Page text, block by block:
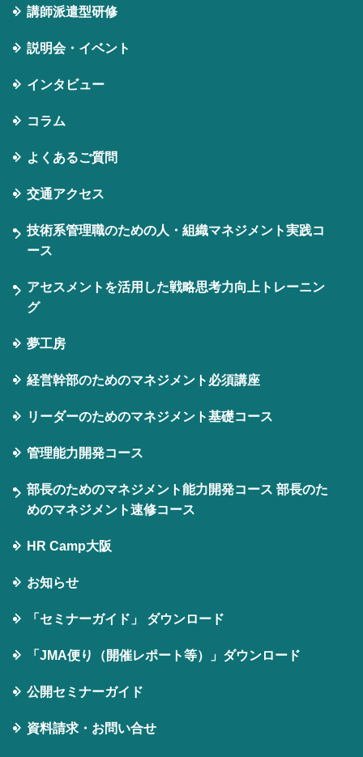
講師派遣型研修
説明会・イベント
インタビュー
コラム
よくあるご質問
交通アクセス
技術系管理職のための人・組織マネジメント実践コ
ース
アセスメントを活用した戦略思考力向上トレーニン
グ
夢工房
経営幹部のためのマネジメント必須講座
リーダーのためのマネジメント基礎コース
管理能力開発コース
部長のためのマネジメント能力開発コース 部長のた
めのマネジメント速修コース
HR Camp大阪
お知らせ
「セミナーガイド」 ダウンロード
「JMA便り（開催レポート等）」ダウンロード
公開セミナーガイド
資料請求・お問い合せ